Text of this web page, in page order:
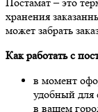
хранения
может забрать
Как работать с
в момент
удобный для
в вашем